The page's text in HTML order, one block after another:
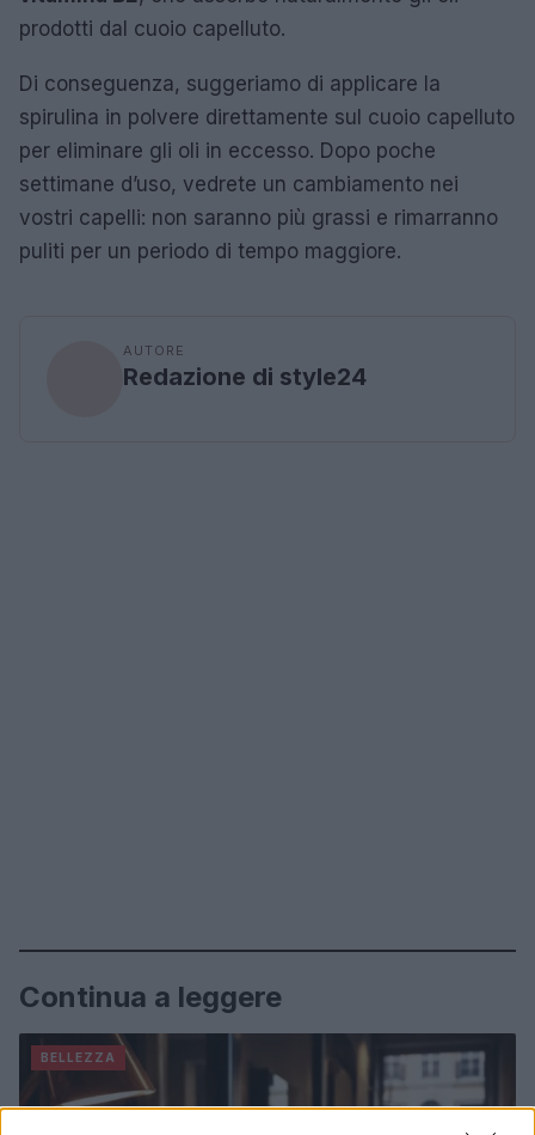
prodotti dal cuoio capelluto.
Di conseguenza, suggeriamo di applicare la
spirulina in polvere direttamente sul cuoio capelluto
per eliminare gli oli in eccesso. Dopo poche
settimane d’uso, vedrete un cambiamento nei
vostri capelli: non saranno più grassi e rimarranno
puliti per un periodo di tempo maggiore.
AUTORE
Redazione di style24
Continua a leggere
BELLEZZA